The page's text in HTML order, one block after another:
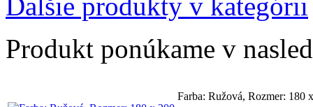
Ďalšie produkty v kategórii
Produkt ponúkame v
Farba: Ružová, Rozmer: 180